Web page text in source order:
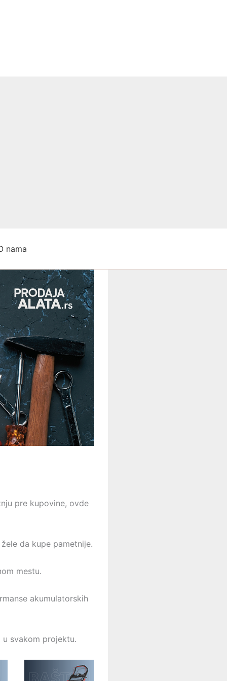
nama
pre kupovine, ovde
da kupe pametnije.
mestu.
akumulatorskih
svakom projektu.